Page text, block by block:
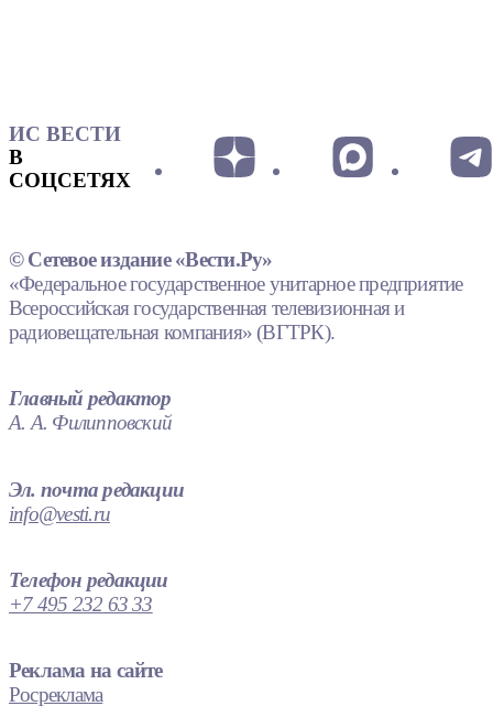
ИС ВЕСТИ
В
СОЦСЕТЯХ
© Сетевое издание «Вести.Ру»
«Федеральное государственное унитарное предприятие
Всероссийская государственная телевизионная и
радиовещательная компания» (ВГТРК).
Главный редактор
А. А. Филипповский
Эл. почта редакции
info@vesti.ru
Телефон редакции
+7 495 232 63 33
Реклама на сайте
Росреклама